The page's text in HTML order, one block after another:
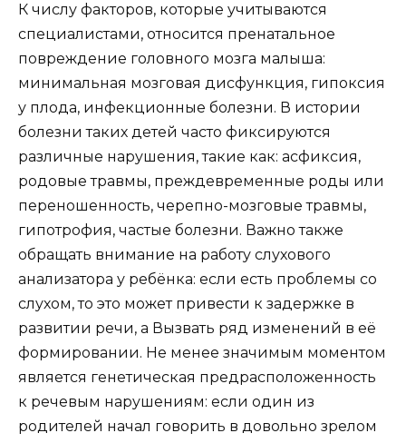
К числу факторов, которые учитываются
специалистами, относится пренатальное
повреждение головного мозга малыша:
минимальная мозговая дисфункция, гипоксия
у плода, инфекционные болезни. В истории
болезни таких детей часто фиксируются
различные нарушения, такие как: асфиксия,
родовые травмы, преждевременные роды или
переношенность, черепно-мозговые травмы,
гипотрофия, частые болезни. Важно также
обращать внимание на работу слухового
анализатора у ребёнка: если есть проблемы со
слухом, то это может привести к задержке в
развитии речи, а Вызвать ряд изменений в её
формировании. Не менее значимым моментом
является генетическая предрасположенность
к речевым нарушениям: если один из
родителей начал говорить в довольно зрелом